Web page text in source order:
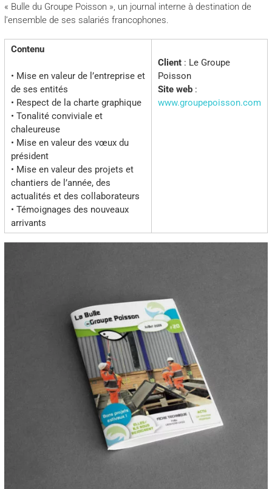
« Bulle du Groupe Poisson », un journal interne à destination de
l’ensemble de ses salariés francophones.
Contenu
• Mise en valeur de l’entreprise et
de ses entités
• Respect de la charte graphique
• Tonalité conviviale et
chaleureuse
• Mise en valeur des vœux du
président
• Mise en valeur des projets et
chantiers de l’année, des
actualités et des collaborateurs
• Témoignages des nouveaux
arrivants
Client: Le Groupe
Poisson
Site web:
www.groupepoisson.com